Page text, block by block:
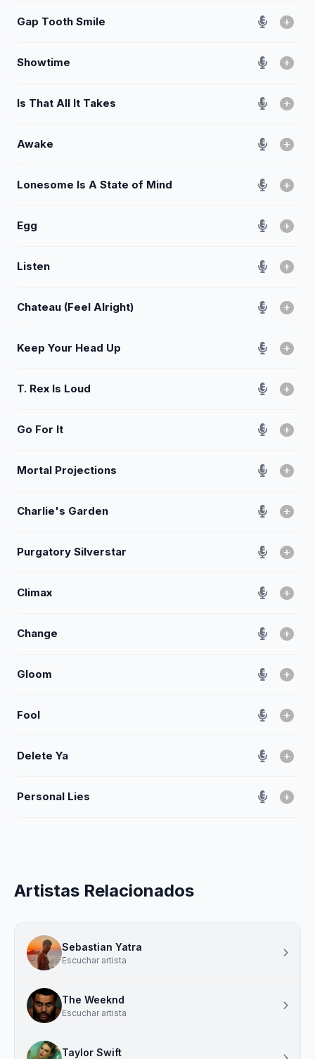
Gap Tooth Smile
Showtime
Is That All It Takes
Awake
Lonesome Is A State of Mind
Egg
Listen
Chateau (Feel Alright)
Keep Your Head Up
T. Rex Is Loud
Go For It
Mortal Projections
Charlie's Garden
Purgatory Silverstar
Climax
Change
Gloom
Fool
Delete Ya
Personal Lies
Artistas Relacionados
Sebastian Yatra
Escuchar artista
The Weeknd
Escuchar artista
Taylor Swift